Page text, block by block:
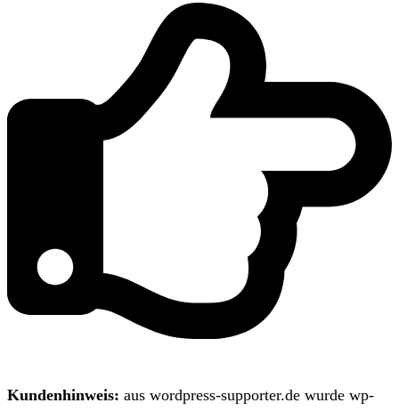
Kundenhinweis: aus wordpress-supporter.de wurde wp-